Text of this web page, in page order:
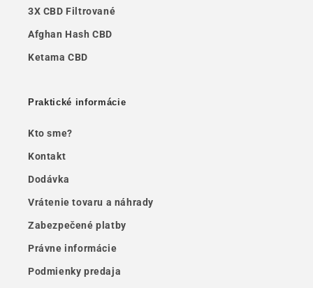
3X CBD Filtrované
Afghan Hash CBD
Ketama CBD
Praktické informácie
Kto sme?
Kontakt
Dodávka
Vrátenie tovaru a náhrady
Zabezpečené platby
Právne informácie
Podmienky predaja